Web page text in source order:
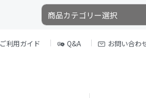
ご利用ガイド Q&A お問い合わ